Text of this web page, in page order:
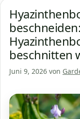
beschnitten
Juni 9, 2026 von